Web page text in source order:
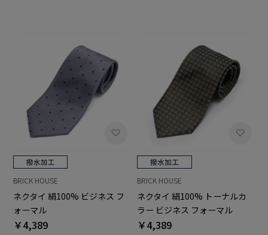
BRICK HOUSE
ネクタイ 絹100% ビジネス フ
ォーマル
￥4,389
BRICK HOUSE
ネクタイ 絹100% トーナルカ
ラー ビジネス フォーマル
￥4,389